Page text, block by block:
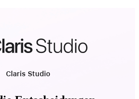
Claris Studio